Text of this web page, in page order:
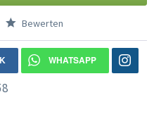
Bewerten
WHATSAPP